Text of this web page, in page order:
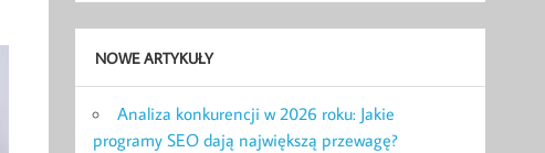
NOWE ARTYKUŁY
Analiza konkurencji w 2026 roku: Jakie
programy SEO dają największą przewagę?